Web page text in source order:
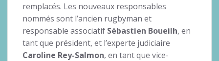
remplacés. Les nouveaux responsables
nommés sont l’ancien rugbyman et
responsable associatif Sébastien Boueilh, en
tant que président, et l’experte judiciaire
Caroline Rey-Salmon, en tant que vice-